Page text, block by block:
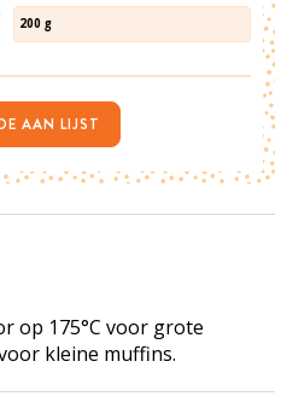
op 175°C voor grote
kleine muffins.
200 g
AAN LIJST